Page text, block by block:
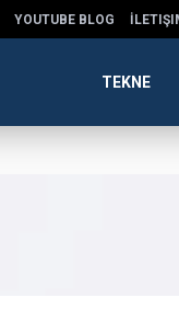
YOUTUBE BLOG
TEKNE